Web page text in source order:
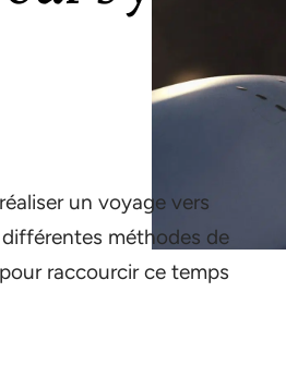
un voyage vers
méthodes de
raccourcir ce temps